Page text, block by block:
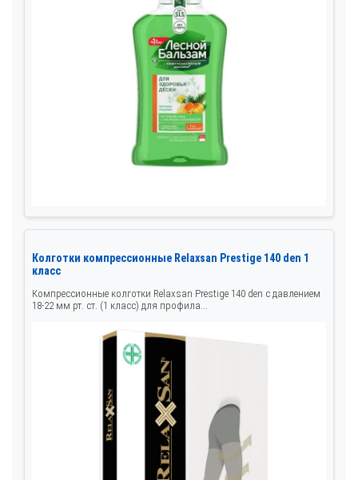
Колготки компрессионные Relaxsan Prestige 140 den 1
класс
Компрессионные колготки Relaxsan Prestige 140 den с давлением
18-22 мм рт. ст. (1 класс) для профила...